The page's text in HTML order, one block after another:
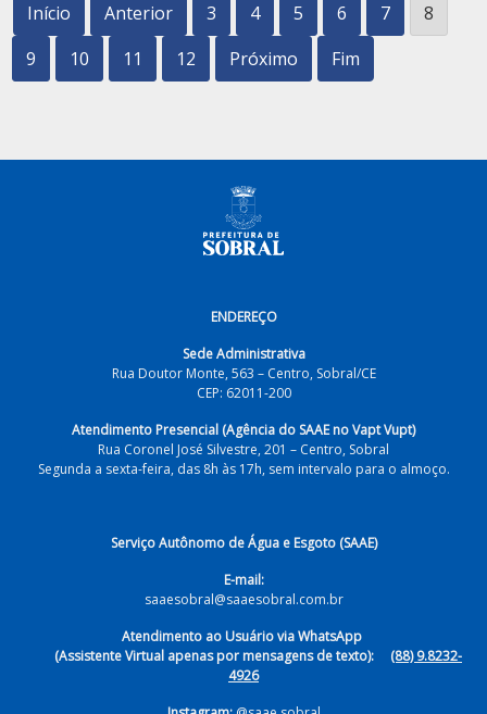
Início Anterior 3 4 5 6 7
8
9
10 11 12 Próximo Fim
ENDEREÇO
Sede Administrativa
Rua Doutor Monte, 563 – Centro, Sobral/CE
CEP: 62011-200
Atendimento Presencial (Agência do SAAE no Vapt Vupt)
Rua Coronel José Silvestre, 201 – Centro, Sobral
Segunda a sexta-feira, das 8h às 17h, sem intervalo para o almoço.
Serviço Autônomo de Água e Esgoto (SAAE)
E-mail:
saaesobral@saaesobral.com.br
Atendimento ao Usuário via WhatsApp
(Assistente Virtual apenas por mensagens de texto): (88) 9.8232-
4926